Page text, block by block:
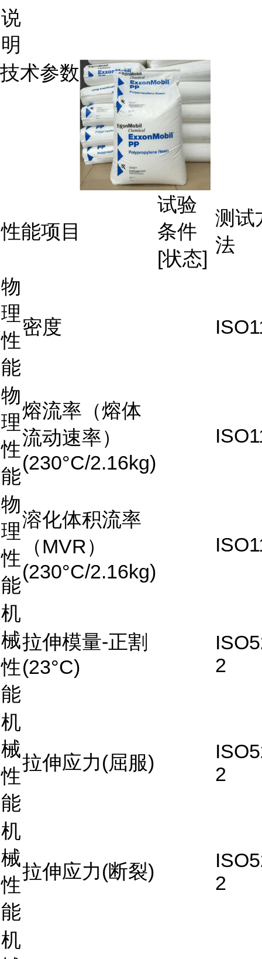
说
明
技术参数
性能项目
试验
条件
[状态]
测试
法
物
理
性
能
密度
物
理
性
能
熔流率（熔体
流动速率）
(230°C/2.16kg)
物
理
性
能
溶化体积流率
（MVR）
(230°C/2.16kg)
机
械
性
能
拉伸模量-正割
(23°C)
2
机
械
性
能
拉伸应力(屈服)
2
机
械
性
能
拉伸应力(断裂)
2
机